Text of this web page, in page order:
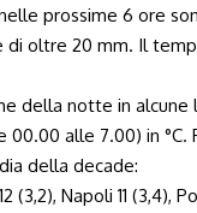
prossime 6 ore
di oltre 20 mm. Il
della notte in alcune
00.00 alle 7.00) in °C.
della decade:
(3,2), Napoli 11 (3,4),